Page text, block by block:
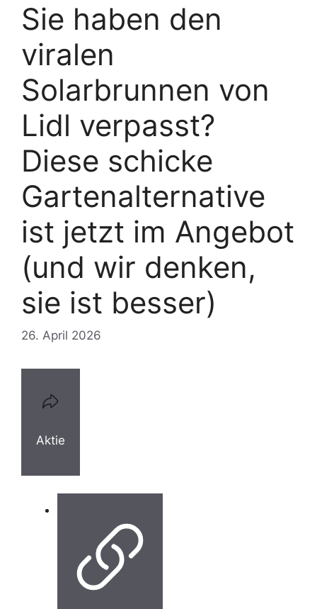
Sie haben den
viralen
Solarbrunnen von
Lidl verpasst?
Diese schicke
Gartenalternative
ist jetzt im Angebot
(und wir denken,
sie ist besser)
26. April 2026
Aktie